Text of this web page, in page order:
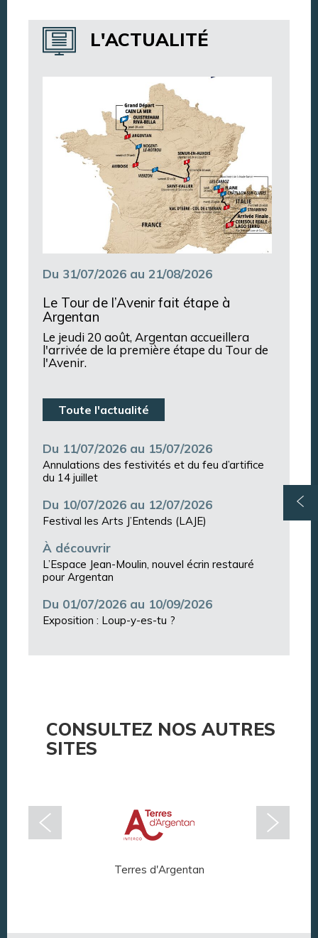
Annuaire des services
Annuaire des associations
Argentan Aujourd’hui
L'ACTUALITÉ
Du 31/07/2026 au 21/08/2026
Le Tour de l’Avenir fait étape à
Argentan
Le jeudi 20 août, Argentan accueillera
l'arrivée de la première étape du Tour de
l'Avenir.
Toute l'actualité
Du 11/07/2026 au 15/07/2026
Annulations des festivités et du feu d’artifice
du 14 juillet
Du 10/07/2026 au 12/07/2026
Festival les Arts J’Entends (LAJE)
À découvrir
L’Espace Jean-Moulin, nouvel écrin restauré
pour Argentan
Du 01/07/2026 au 10/09/2026
Exposition : Loup-y-es-tu ?
CONSULTEZ NOS AUTRES
SITES
Terres d'Argentan